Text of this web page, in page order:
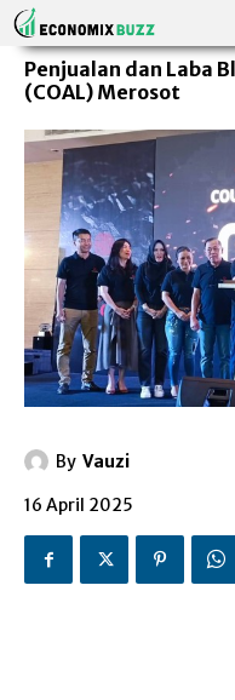
Penjualan dan Laba
(COAL) Merosot
By Vauzi
16 April 2025